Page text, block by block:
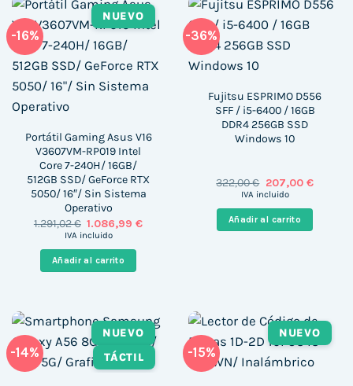
-16%
NUEVO
Portátil Gaming Asus V16
V3607VM-RP019 Intel
Core 7-240H/ 16GB/
512GB SSD/ GeForce RTX
5050/ 16″/ Sin Sistema
Operativo
1.291,02€ El
precio
era:
1.291,02 €.
1.086,99€El
IVA incluido
Añadir al carrito
-36%
Fujitsu ESPRIMO D556
SFF / i5-6400 / 16GB
DDR4 256GB SSD
Windows 10
322,00€ El
precio
era:
322,00 €.
207,00 €El
es:
207,00
IVA incluido
Añadir al carrito
-14%
NUEVO
TÁCTIL
-15%
NUEVO